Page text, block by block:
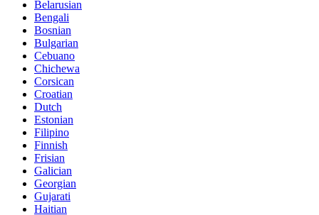
Belarusian
Bengali
Bosnian
Bulgarian
Cebuano
Chichewa
Corsican
Croatian
Dutch
Estonian
Filipino
Finnish
Frisian
Galician
Georgian
Gujarati
Haitian